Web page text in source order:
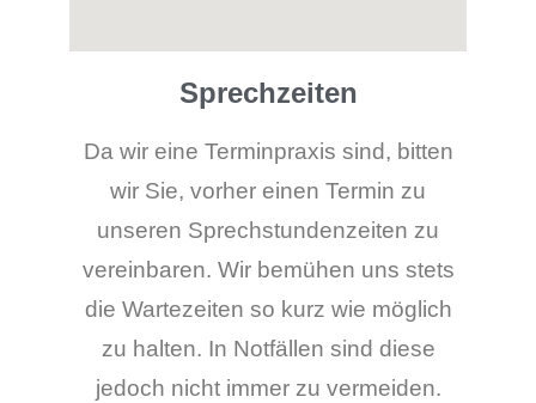
Sprechzeiten
Da wir eine Terminpraxis sind, bitten
wir Sie, vorher einen Termin zu
unseren Sprechstundenzeiten zu
vereinbaren. Wir bemühen uns stets
die Wartezeiten so kurz wie möglich
zu halten. In Notfällen sind diese
jedoch nicht immer zu vermeiden.